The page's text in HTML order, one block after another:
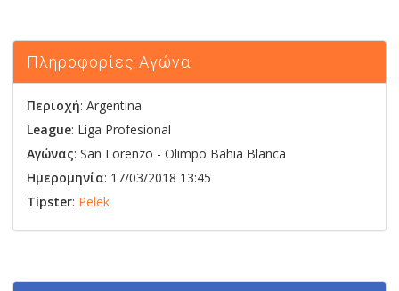
Πληροφορίες Αγώνα
Περιοχή: Argentina
League: Liga Profesional
Αγώνας: San Lorenzo - Olimpo Bahia Blanca
Ημερομηνία: 17/03/2018 13:45
Tipster: Pelek